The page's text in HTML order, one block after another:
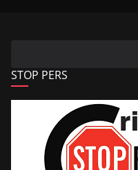
STOP PERS